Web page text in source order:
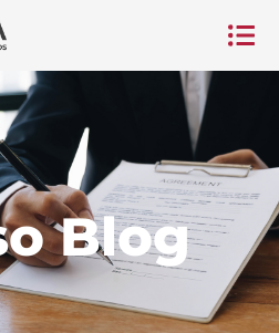
Blog